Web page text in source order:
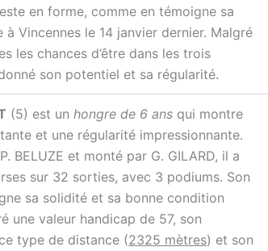
en forme, comme en témoigne sa
à Vincennes le 14 janvier dernier. Malgré
les chances d’être dans les trois
son potentiel et sa régularité.
(5) est un hongre de 6 ans qui montre
et une régularité impressionnante.
BELUZE et monté par G. GILARD, il a
sur 32 sorties, avec 3 podiums. Son
sa solidité et sa bonne condition
une valeur handicap de 57, son
type de distance (2325 mètres) et son